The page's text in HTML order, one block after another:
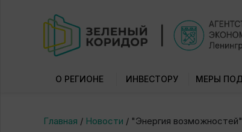
О РЕГИОНЕ ИНВЕСТОРУ МЕРЫ
Главная / Новости / "Энергия